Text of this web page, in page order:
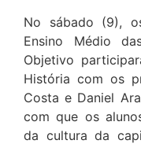
No sábado (9),
Ensino Médio
Objetivo
História com os
Costa e Daniel
com que os
da cultura da